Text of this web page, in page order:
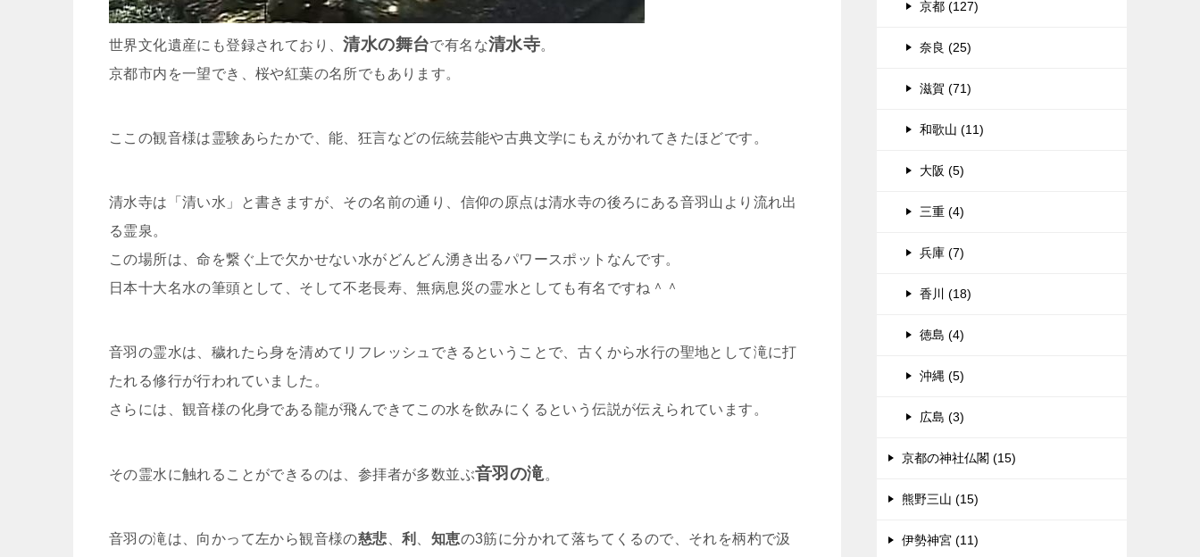
世界文化遺産にも登録されており、清水の舞台で有名な清水寺。
京都市内を一望でき、桜や紅葉の名所でもあります。
ここの観音様は霊験あらたかで、能、狂言などの伝統芸能や古典文学にもえがかれてきたほどです。
清水寺は「清い水」と書きますが、その名前の通り、信仰の原点は清水寺の後ろにある音羽山より流れ出
る霊泉。
この場所は、命を繋ぐ上で欠かせない水がどんどん湧き出るパワースポットなんです。
日本十大名水の筆頭として、そして不老長寿、無病息災の霊水としても有名ですね＾＾
音羽の霊水は、穢れたら身を清めてリフレッシュできるということで、古くから水行の聖地として滝に打
たれる修行が行われていました。
さらには、観音様の化身である龍が飛んできてこの水を飲みにくるという伝説が伝えられています。
その霊水に触れることができるのは、参拝者が多数並ぶ音羽の滝。
音羽の滝は、向かって左から観音様の慈悲 、利 知恵の3筋に分かれて落ちてくるので、それを柄杓で汲
京都 (127)
奈良 (25)
滋賀 (71)
和歌山 (11)
大阪 (5)
三重 (4)
兵庫 (7)
香川 (18)
徳島 (4)
沖縄 (5)
広島 (3)
京都の神社仏閣 (15)
熊野三山 (15)
伊勢神宮 (11)